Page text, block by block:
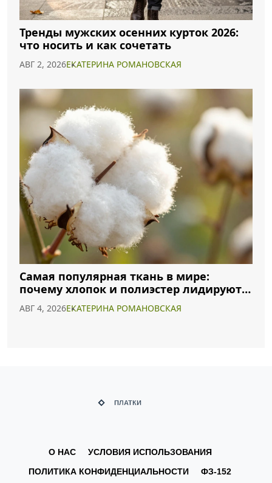
Тренды мужских осенних курток 2026:
что носить и как сочетать
АВГ 2, 2026ЕКАТЕРИНА РОМАНОВСКАЯ
Самая популярная ткань в мире:
почему хлопок и полиэстер лидируют в
АВГ 4, 2026ЕКАТЕРИНА РОМАНОВСКАЯ
О НАС
УСЛОВИЯ ИСПОЛЬЗОВАНИЯ
ПОЛИТИКА КОНФИДЕНЦИАЛЬНОСТИ
ФЗ-152